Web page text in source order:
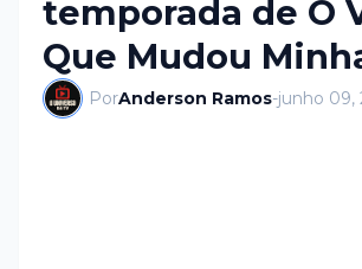
temporada de O
Que Mudou
PorAnderson Ramos-junho 09,